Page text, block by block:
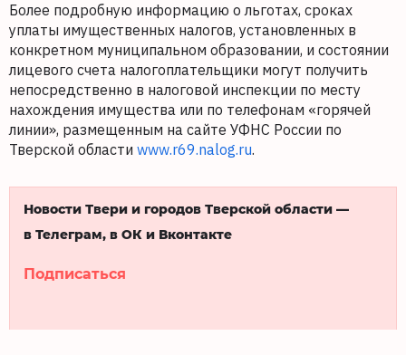
Более подробную информацию о льготах, сроках
уплаты имущественных налогов, установленных в
конкретном муниципальном образовании, и состоянии
лицевого счета налогоплательщики могут получить
непосредственно в налоговой инспекции по месту
нахождения имущества или по телефонам «горячей
линии», размещенным на сайте УФНС России по
Тверской области www.r69.nalog.ru.
Новости Твери и городов Тверской области —
в Телеграм, в ОК и Вконтакте
Подписаться